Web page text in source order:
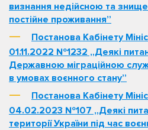
визнання недійсною та
постійне проживання”
Постанова Кабінету
01.11.2022 №1232 „Деякі
Державною міграційною
в умовах воєнного стану”
Постанова Кабінету
04.02.2023 №107 „Деякі
території України під час